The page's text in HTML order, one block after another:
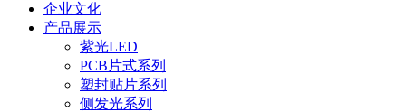
企业文化
产品展示
紫光LED
PCB片式系列
塑封贴片系列
侧发光系列